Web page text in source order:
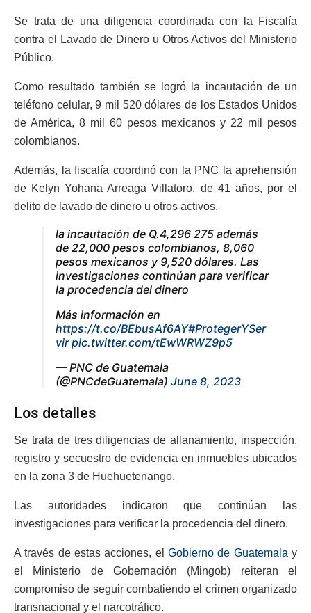
Se trata de una diligencia coordinada con la Fiscalía
contra el Lavado de Dinero u Otros Activos del Ministerio
Público.
Como resultado también se logró la incautación de un
teléfono celular, 9 mil 520 dólares de los Estados Unidos
de América, 8 mil 60 pesos mexicanos y 22 mil pesos
colombianos.
Además, la fiscalía coordinó con la PNC la aprehensión
de Kelyn Yohana Arreaga Villatoro, de 41 años, por el
delito de lavado de dinero u otros activos.
la incautación de Q.4,296 275 además
de 22,000 pesos colombianos, 8,060
pesos mexicanos y 9,520 dólares. Las
investigaciones continúan para verificar
la procedencia del dinero
Más información en
https://t.co/BEbusAf6AY#ProtegerYSer
vir pic.twitter.com/tEwWRWZ9p5
— PNC de Guatemala
(@PNCdeGuatemala) June 8, 2023
Los detalles
Se trata de tres diligencias de allanamiento, inspección,
registro y secuestro de evidencia en inmuebles ubicados
en la zona 3 de Huehuetenango.
Las autoridades indicaron que continúan las
investigaciones para verificar la procedencia del dinero.
A través de estas acciones, el Gobierno de Guatemala y
el Ministerio de Gobernación (Mingob) reiteran el
compromiso de seguir combatiendo el crimen organizado
transnacional y el narcotráfico.